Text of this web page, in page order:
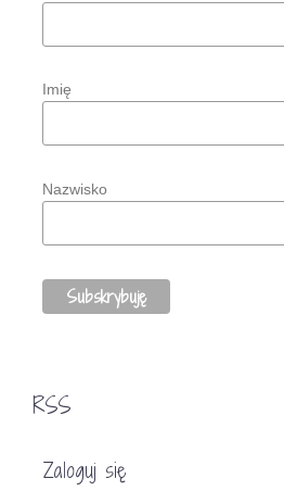
Imię
Nazwisko
RSS
Zaloguj się